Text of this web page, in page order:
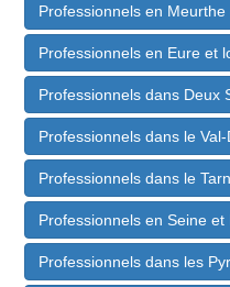
Professionnels en
Professionnels en Eure et
Professionnels dans Deux
Professionnels dans le
Professionnels dans le
Professionnels en Seine et
Professionnels dans les